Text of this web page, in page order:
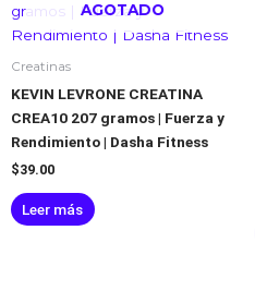
AGOTADO
Creatinas
KEVIN LEVRONE CREATINA
CREA10 207 gramos | Fuerza y
Rendimiento | Dasha Fitness
$39.00
Leer más